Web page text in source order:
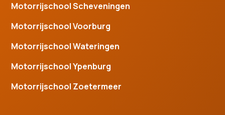
Motorrijschool Scheveningen
Motorrijschool Voorburg
Motorrijschool Wateringen
Motorrijschool Ypenburg
Motorrijschool Zoetermeer